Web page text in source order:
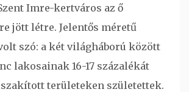
Imre-kertváros az ő
jött létre. Jelentős méretű
szó: a két világháború között
lakosainak 16-17 százalékát
területeken születettek.